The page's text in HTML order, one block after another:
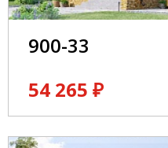
900-33
54 265 ₽